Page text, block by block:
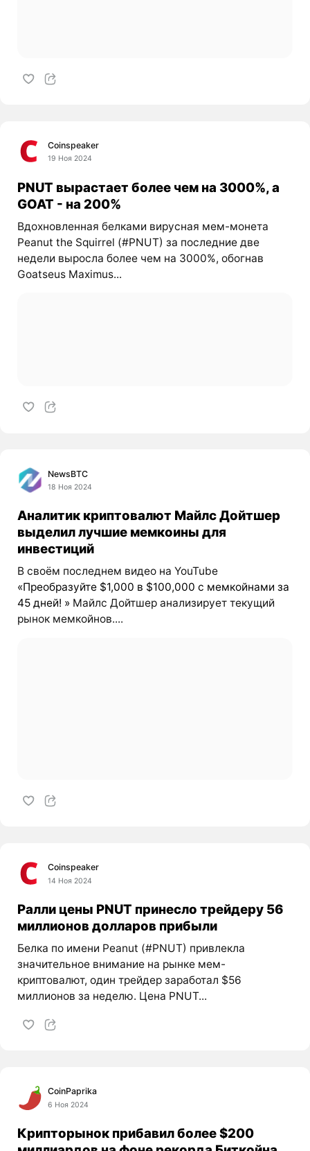
Coinspeaker
19 Ноя 2024
PNUT вырастает более чем на 3000%, а
GOAT - на 200%
Вдохновленная белками вирусная мем-монета
Peanut the Squirrel (#PNUT) за последние две
недели выросла более чем на 3000%, обогнав
Goatseus Maximus...
NewsBTC
18 Ноя 2024
Аналитик криптовалют Майлс Дойтшер
выделил лучшие мемкоины для
инвестиций
В своём последнем видео на YouTube
«Преобразуйте $1,000 в $100,000 с мемкойнами за
45 дней! »Майлс Дойтшер анализирует текущий
рынок мемкойнов....
Coinspeaker
14 Ноя 2024
Ралли цены PNUT принесло трейдеру 56
миллионов долларов прибыли
Белка по имени Peanut (#PNUT) привлекла
значительное внимание на рынке мем-
криптовалют, один трейдер заработал $56
миллионов за неделю. Цена PNUT...
CoinPaprika
6 Ноя 2024
Крипторынок прибавил более $200